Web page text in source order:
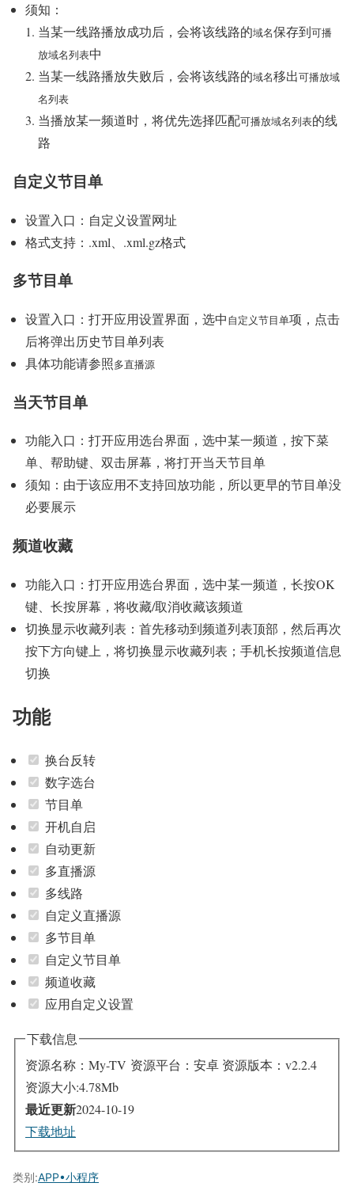
须知：
当某一线路播放成功后，会将该线路的域名保存到可播
放域名列表中
当某一线路播放失败后，会将该线路的域名移出可播放域
名列表
当播放某一频道时，将优先选择匹配可播放域名列表的线
路
自定义节目单
设置入口：自定义设置网址
格式支持：.xml、.xml.gz格式
多节目单
设置入口：打开应用设置界面，选中 自定义节目单项，点击
后将弹出历史节目单列表
具体功能请参照 多直播源
当天节目单
功能入口：打开应用选台界面，选中某一频道，按下菜
单、帮助键、双击屏幕，将打开当天节目单
须知：由于该应用不支持回放功能，所以更早的节目单没
必要展示
频道收藏
功能入口：打开应用选台界面，选中某一频道，长按OK
键、长按屏幕，将收藏/取消收藏该频道
切换显示收藏列表：首先移动到频道列表顶部，然后再次
按下方向键上，将切换显示收藏列表；手机长按频道信息
切换
功能
换台反转
数字选台
节目单
开机自启
自动更新
多直播源
多线路
自定义直播源
多节目单
自定义节目单
频道收藏
应用自定义设置
下载信息
资源名称：My-TV 资源平台：安卓 资源版本：v2.2.4
资源大小:4.78Mb
最近更新2024-10-19
下载地址
类别:APP•小程序